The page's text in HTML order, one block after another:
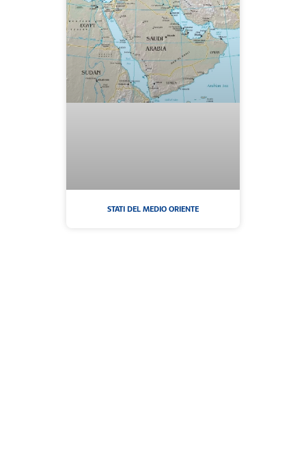
STATI DEL MEDIO ORIENTE